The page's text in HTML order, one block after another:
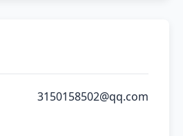
3150158502@qq.com